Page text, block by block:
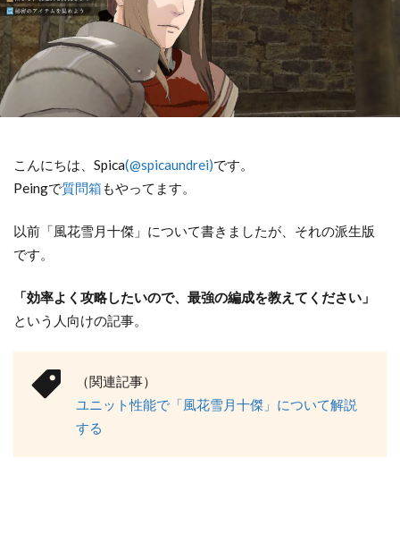
こんにちは、Spica(@spicaundrei)です。
Peingで質問箱もやってます。
以前「風花雪月十傑」について書きましたが、それの派生版
です。
「効率よく攻略したいので、最強の編成を教えてください」
という人向けの記事。
（関連記事）
ユニット性能で「風花雪月十傑」について解説
する